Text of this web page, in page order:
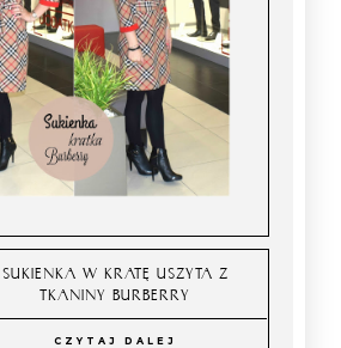
SUKIENKA W KRATĘ USZYTA Z
TKANINY BURBERRY
CZYTAJ DALEJ